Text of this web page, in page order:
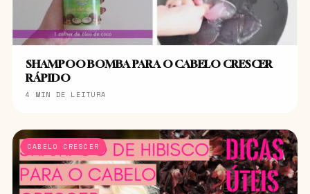
SHAMPOO BOMBA PARA O CABELO CRESCER
RÁPIDO
4 MIN DE LEITURA
CABELO CRESCER